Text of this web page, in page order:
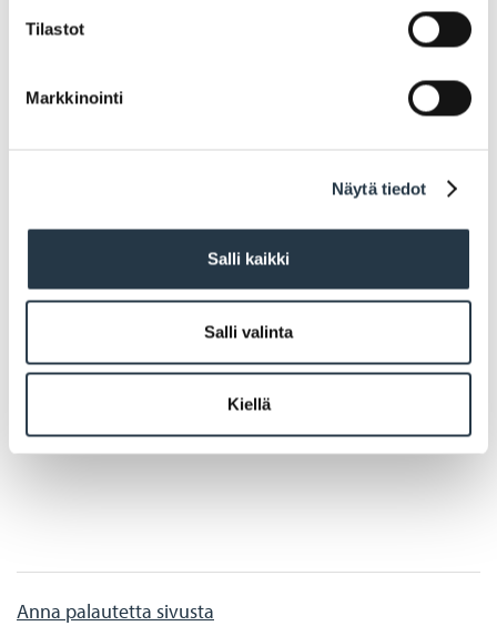
Tilastot
Markkinointi
Näytä tiedot
Salli kaikki
Salli valinta
Kiellä
Anna palautetta sivusta